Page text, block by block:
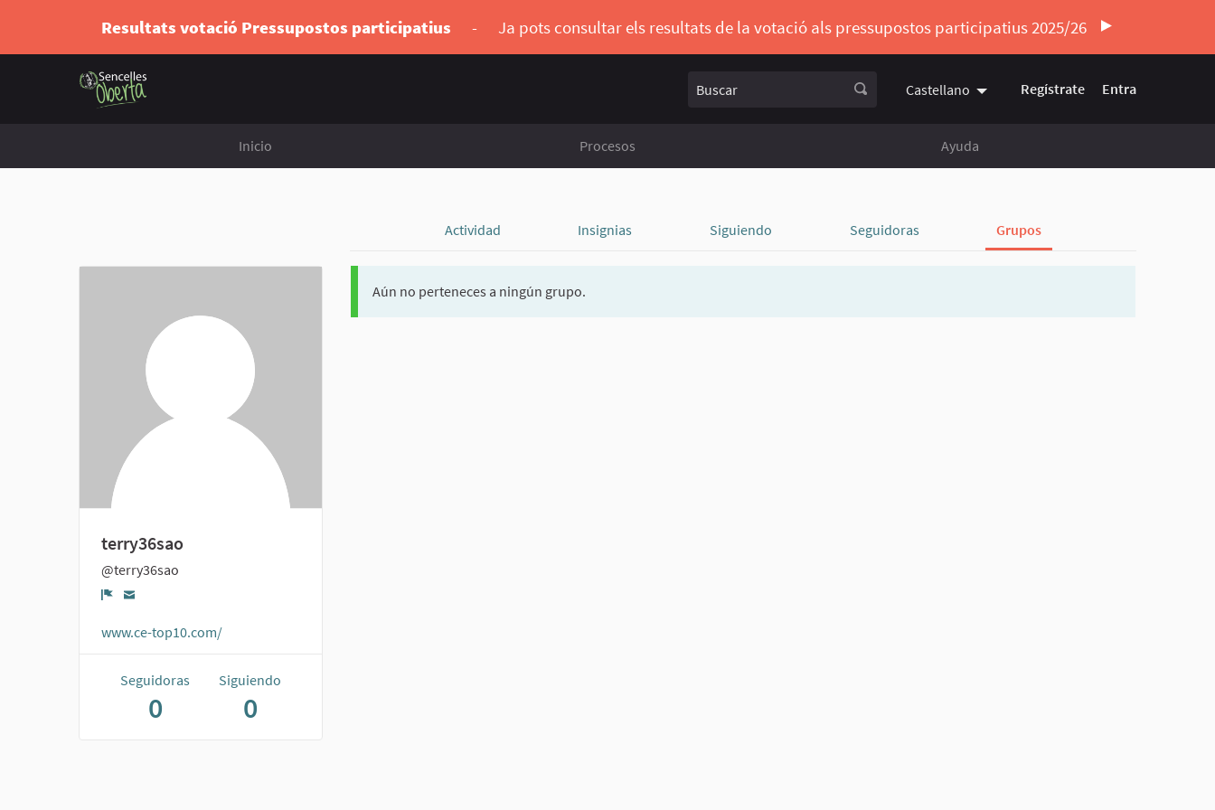
Resultats votació Pressupostos participatius - Ja pots consultar els resultats de la votació als pressupostos participatius 2025/26
Castellano Triar la llengua Elegir el idioma
Regístrate Entra
Inicio Procesos Ayuda
Actividad Insignias Siguiendo Seguidoras Grupos
terry36sao
@terry36sao
www.ce-top10.com/
Seguidoras
0
Siguiendo
0
Aún no perteneces a ningún grupo.